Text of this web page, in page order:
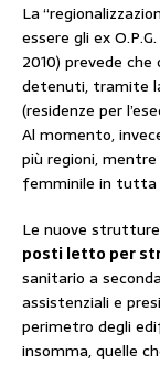
La
essere gli ex
2010) prevede
detenuti, tramite
(residenze per
Al momento,
più regioni,
femminile in tutta
Le nuove
posti letto per
sanitario a
assistenziali e
perimetro degli
insomma, quelle